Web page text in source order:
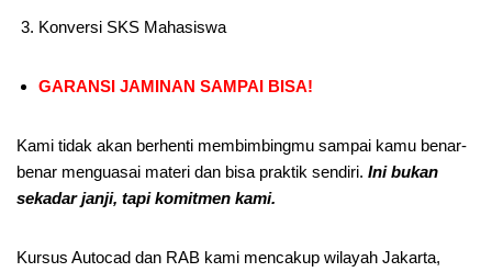
Konversi SKS Mahasiswa
GARANSI JAMINAN SAMPAI BISA!
Kami tidak akan berhenti membimbingmu sampai kamu benar-
benar menguasai materi dan bisa praktik sendiri. Ini bukan
sekadar janji, tapi komitmen kami.
Kursus Autocad dan RAB kami mencakup wilayah Jakarta,